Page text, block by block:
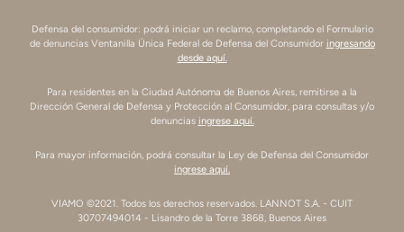
Defensa del consumidor: podrá iniciar un reclamo, completando el Formulario
de denuncias Ventanilla Única Federal de Defensa del Consumidor ingresando
desde aquí.
Para residentes en la Ciudad Autónoma de Buenos Aires, remitirse a la
Dirección General de Defensa y Protección al Consumidor, para consultas y/o
denuncias ingrese aquí.
Para mayor información, podrá consultar la Ley de Defensa del Consumidor
ingrese aquí.
VIAMO ©2021. Todos los derechos reservados. LANNOT S.A. - CUIT
30707494014 - Lisandro de la Torre 3868, Buenos Aires